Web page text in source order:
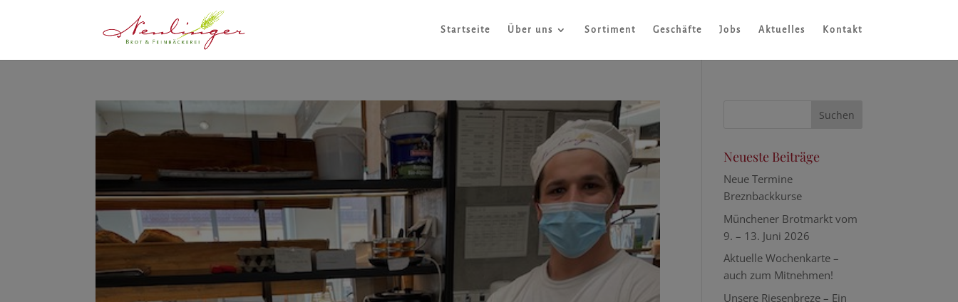
Startseite Über uns Sortiment Geschäfte Jobs Aktuelles Kontakt
Neueste Beiträge
Neue Termine
Breznbackkurse
Münchener Brotmarkt vom
9. – 13. Juni 2026
Aktuelle Wochenkarte –
auch zum Mitnehmen!
Unsere Riesenbreze – Ein